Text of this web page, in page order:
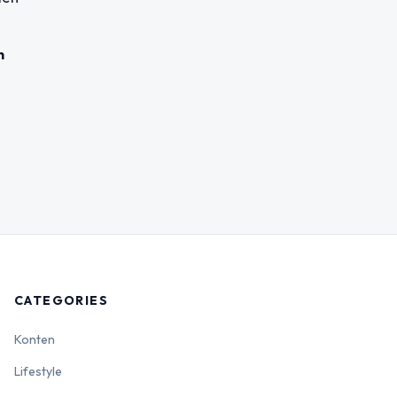
CATEGORIES
Konten
Lifestyle